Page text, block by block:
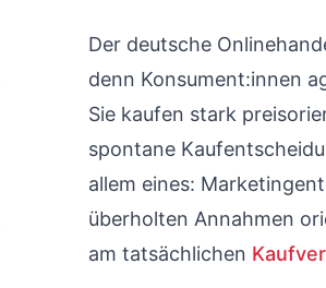
Der deutsche
denn Konsument:innen
Sie kaufen stark
spontane
allem eines:
überholten Annahmen
am tatsächlichen